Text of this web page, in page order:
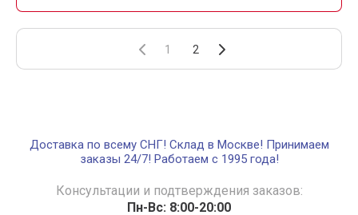
1 2
Доставка по всему СНГ! Склад в Москве! Принимаем
заказы 24/7! Работаем с 1995 года!
Консультации и подтверждения заказов:
Пн-Вс: 8:00-20:00